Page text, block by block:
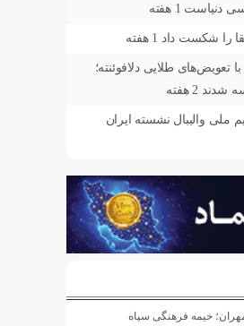
دنیاست 1 هفته
را شکست داد 1 هفته
تعویض‌های طلایی دلافوئنته؛
شدند 2 هفته
ملی والیبال نشسته ایران